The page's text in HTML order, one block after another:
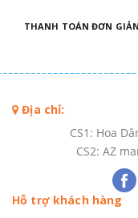
THANH TOÁN ĐƠN GIẢN
Địa chỉ:
CS1: Hoa
CS2: AZ
Hỗ trợ khách hàng